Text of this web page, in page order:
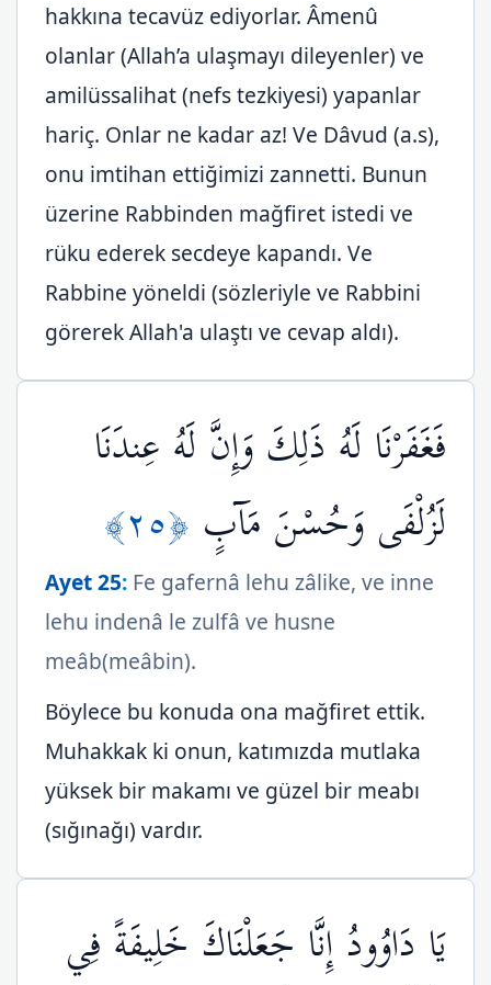
hakkına tecavüz ediyorlar. Âmenû
olanlar (Allah’a ulaşmayı dileyenler) ve
amilüssalihat (nefs tezkiyesi) yapanlar
hariç. Onlar ne kadar az! Ve Dâvud (a.s),
onu imtihan ettiğimizi zannetti. Bunun
üzerine Rabbinden mağfiret istedi ve
rüku ederek secdeye kapandı. Ve
Rabbine yöneldi (sözleriyle ve Rabbini
görerek Allah'a ulaştı ve cevap aldı).
فَغَفَرْنَا لَهُ ذَلِكَ وَإِنَّ لَهُ عِندَنَا
لَزُلْفَى وَحُسْنَ مَآبٍ ﴿٢٥﴾
Ayet 25: Fe gafernâ lehu zâlike, ve inne
lehu indenâ le zulfâ ve husne
meâb(meâbin).
Böylece bu konuda ona mağfiret ettik.
Muhakkak ki onun, katımızda mutlaka
yüksek bir makamı ve güzel bir meabı
(sığınağı) vardır.
يَا دَاوُودُ إِنَّا جَعَلْنَاكَ خَلِيفَةً فِي